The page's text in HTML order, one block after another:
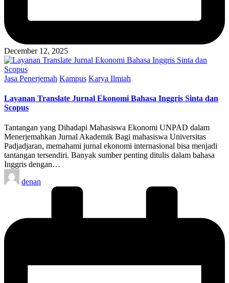
December 12, 2025
Posted
Jasa Penerjemah Kampus Karya Ilmiah
Layanan Translate Jurnal Ekonomi Bahasa Inggris Sinta dan
Scopus
Tantangan yang Dihadapi Mahasiswa Ekonomi UNPAD dalam
Menerjemahkan Jurnal Akademik Bagi mahasiswa Universitas
Padjadjaran, memahami jurnal ekonomi internasional bisa menjadi
tantangan tersendiri. Banyak sumber penting ditulis dalam bahasa
Inggris dengan…
Posted
by
denan